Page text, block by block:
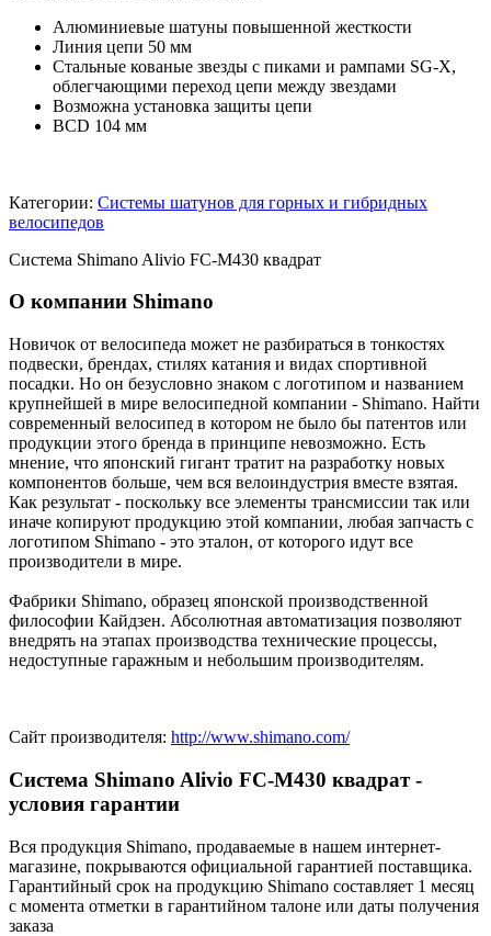
Алюминиевые шатуны повышенной жесткости
Линия цепи 50 мм
Стальные кованые звезды с пиками и рампами SG-X,
облегчающими переход цепи между звездами
Возможна установка защиты цепи
BCD 104 мм
Категории: Системы шатунов для горных и гибридных
велосипедов
Система Shimano Alivio FC-M430 квадрат
О компании Shimano
Новичок от велосипеда может не разбираться в тонкостях
подвески, брендах, стилях катания и видах спортивной
посадки. Но он безусловно знаком с логотипом и названием
крупнейшей в мире велосипедной компании - Shimano. Найти
современный велосипед в котором не было бы патентов или
продукции этого бренда в принципе невозможно. Есть
мнение, что японский гигант тратит на разработку новых
компонентов больше, чем вся велоиндустрия вместе взятая.
Как результат - поскольку все элементы трансмиссии так или
иначе копируют продукцию этой компании, любая запчасть с
логотипом Shimano - это эталон, от которого идут все
производители в мире.
Фабрики Shimano, образец японской производственной
философии Кайдзен. Абсолютная автоматизация позволяют
внедрять на этапах производства технические процессы,
недоступные гаражным и небольшим производителям.
Сайт производителя: http://www.shimano.com/
Система Shimano Alivio FC-M430 квадрат -
условия гарантии
Вся продукция Shimano, продаваемые в нашем интернет-
магазине, покрываются официальной гарантией поставщика.
Гарантийный срок на продукцию Shimano составляет 1 месяц
с момента отметки в гарантийном талоне или даты получения
заказа